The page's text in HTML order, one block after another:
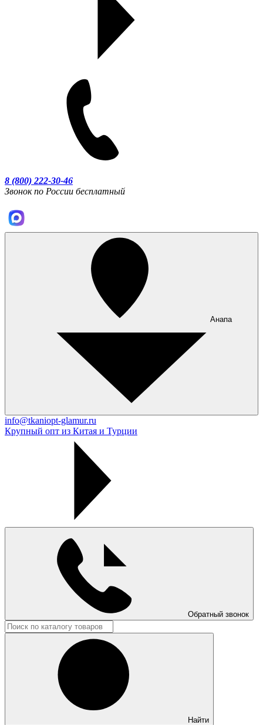
8 (800) 222-30-46
Звонок по России бесплатный
Анапа
info@tkaniopt-glamur.ru
Крупный опт из Китая и Турции
Обратный звонок
Найти